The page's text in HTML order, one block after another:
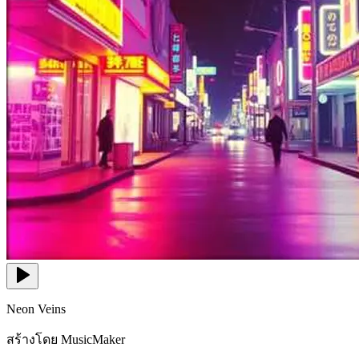
Neon Veins
สร้างโดย MusicMaker